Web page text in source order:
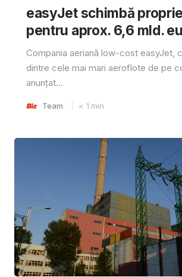
easyJet schimbă
pentru aprox. 6,6 mld.
Compania aeriană low-cost easyJet,
dintre cele mai mari aeroflote de pe
anunțat...
Team < 1 min